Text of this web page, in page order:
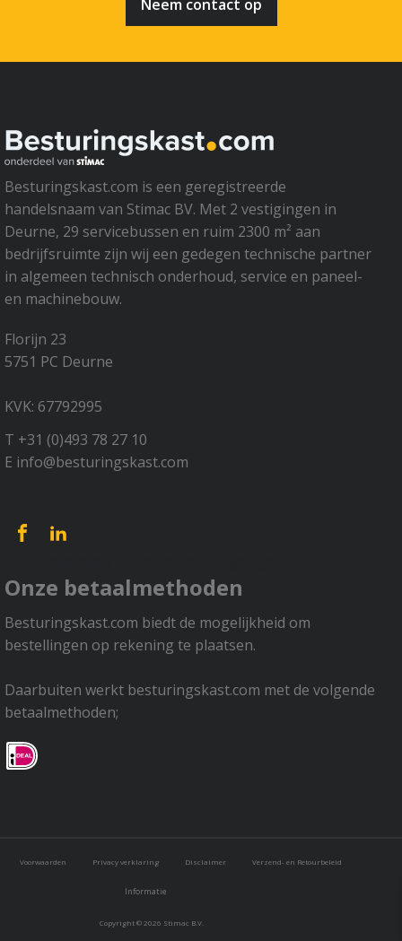
Neem contact op
Besturingskast.com is een geregistreerde
handelsnaam van Stimac BV. Met 2 vestigingen in
Deurne, 29 servicebussen en ruim 2300 m² aan
bedrijfsruimte zijn wij een gedegen technische partner
in algemeen technisch onderhoud, service en paneel-
en machinebouw.
Florijn 23
5751 PC Deurne
KVK: 67792995
T +31 (0)493 78 27 10
E info@besturingskast.com
Onze betaalmethoden
Besturingskast.com biedt de mogelijkheid om
bestellingen op rekening te plaatsen.
Daarbuiten werkt besturingskast.com met de volgende
betaalmethoden;
Voorwaarden Privacy verklaring Disclaimer Verzend- en Retourbeleid
Informatie
Copyright © 2026 Stimac B.V.